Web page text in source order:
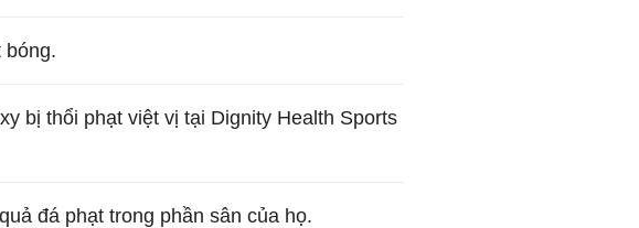
bóng.
bị thổi phạt việt vị tại Dignity Health Sports
đá phạt trong phần sân của họ.